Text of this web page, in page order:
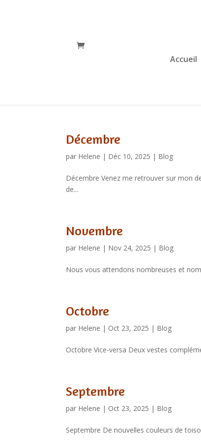
Accueil
Décembre
par Helene | Déc 10, 2025 | Blog
Décembre Venez me retrouver sur mon
de...
Novembre
par Helene | Nov 24, 2025 | Blog
Nous vous attendons nombreuses et
Octobre
par Helene | Oct 23, 2025 | Blog
Octobre Vice-versa Deux vestes
Septembre
par Helene | Oct 23, 2025 | Blog
Septembre De nouvelles couleurs de